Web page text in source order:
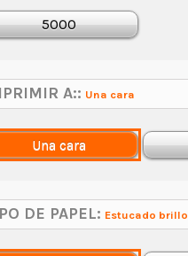
5000
A:: Una cara
Una cara
DE PAPEL: Estucado brillo